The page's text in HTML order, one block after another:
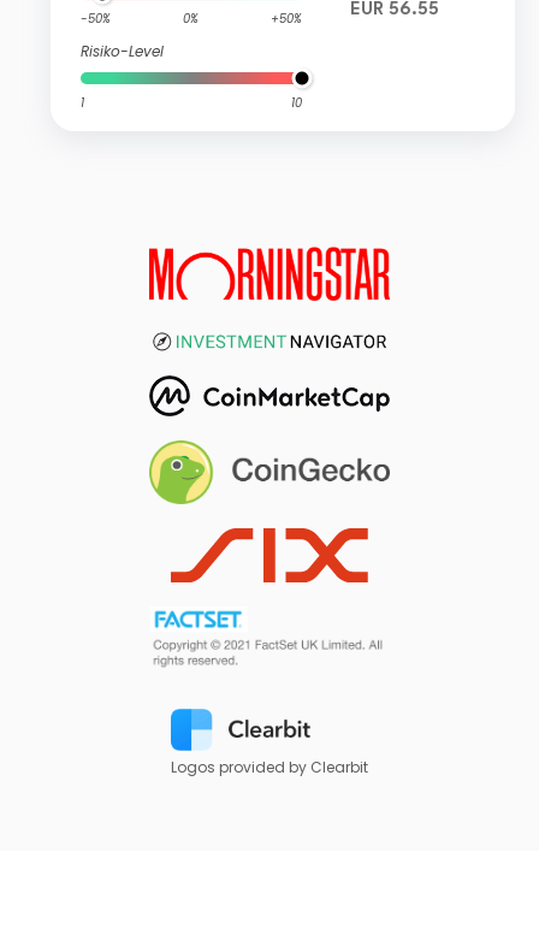
-50% 0% +50%
Risiko-Level
1 10
EUR 56.55
Logos provided by Clearbit